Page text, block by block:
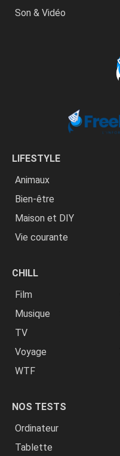
Son & Vidéo
LIFESTYLE
Animaux
Bien-être
Maison et DIY
Vie courante
CHILL
Film
Musique
TV
Voyage
WTF
NOS TESTS
Ordinateur
Tablette